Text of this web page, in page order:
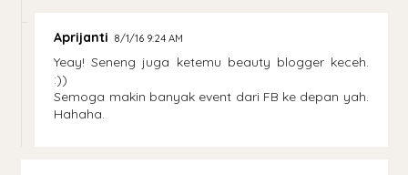
Aprijanti 8/1/16 9:24 AM
Yeay! Seneng juga ketemu beauty blogger keceh.
:))
Semoga makin banyak event dari FB ke depan yah.
Hahaha.